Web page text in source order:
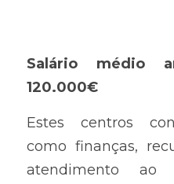
Salário médio
120.000€
Estes centros
como finanças,
atendimento